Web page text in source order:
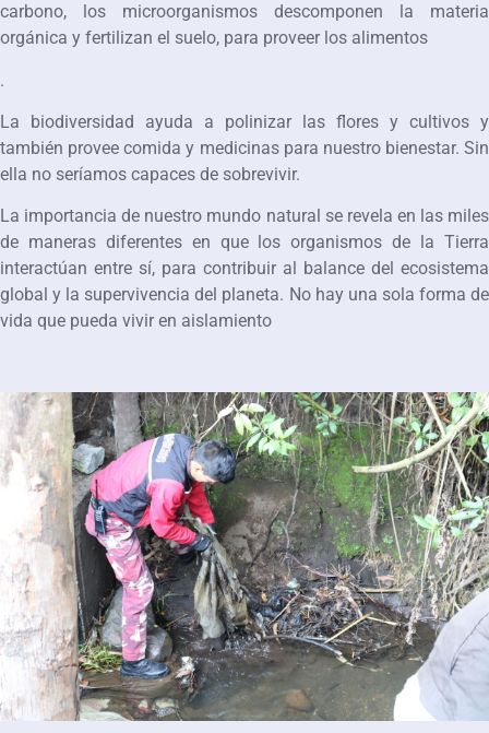
carbono, los microorganismos descomponen la materia
orgánica y fertilizan el suelo, para proveer los alimentos
.
La biodiversidad ayuda a polinizar las flores y cultivos y
también provee comida y medicinas para nuestro bienestar. Sin
ella no seríamos capaces de sobrevivir.
La importancia de nuestro mundo natural se revela en las miles
de maneras diferentes en que los organismos de la Tierra
interactúan entre sí, para contribuir al balance del ecosistema
global y la supervivencia del planeta. No hay una sola forma de
vida que pueda vivir en aislamiento